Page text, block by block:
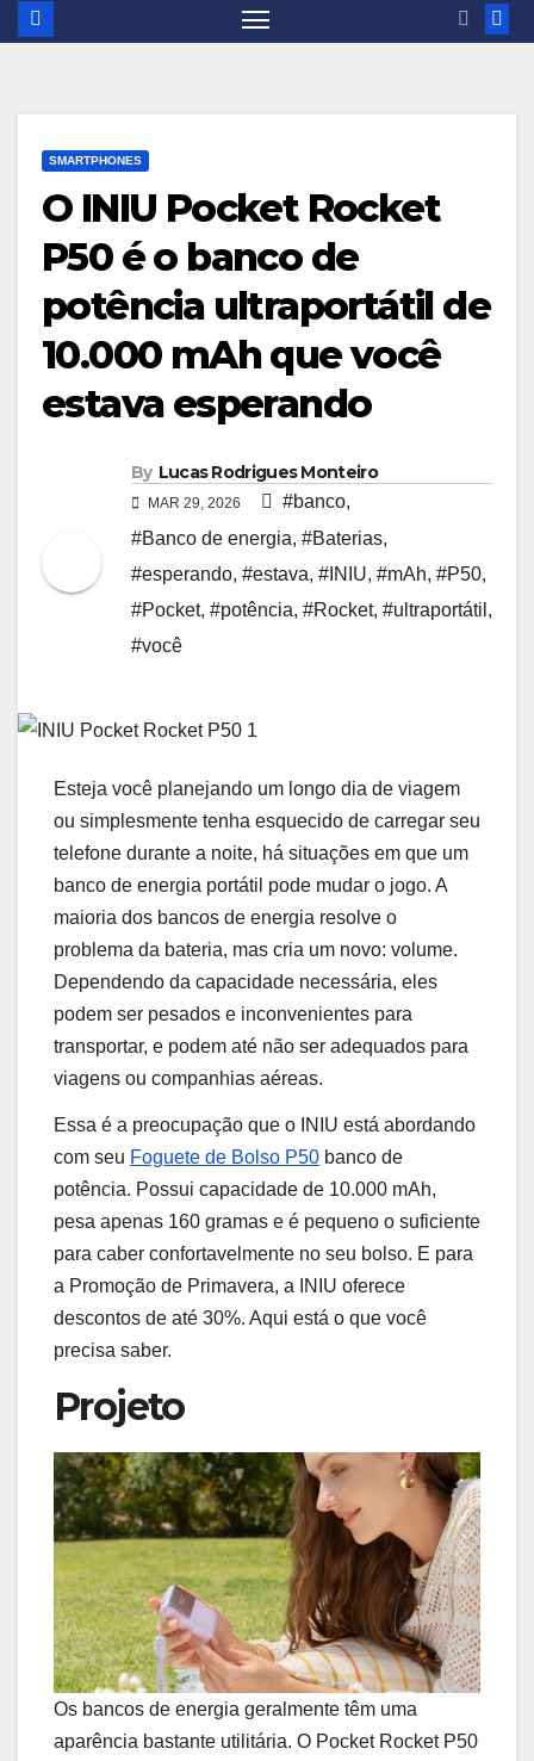
SMARTPHONES
O INIU Pocket Rocket
P50 é o banco de
potência ultraportátil de
10.000 mAh que você
estava esperando
By Lucas Rodrigues Monteiro
MAR 29, 2026 #banco,
#Banco de energia, #Baterias,
#esperando, #estava, #INIU, #mAh, #P50,
#Pocket, #potência, #Rocket, #ultraportátil ,
#você
Esteja você planejando um longo dia de viagem
ou simplesmente tenha esquecido de carregar seu
telefone durante a noite, há situações em que um
banco de energia portátil pode mudar o jogo. A
maioria dos bancos de energia resolve o
problema da bateria, mas cria um novo: volume.
Dependendo da capacidade necessária, eles
podem ser pesados ​​e inconvenientes para
transportar, e podem até não ser adequados para
viagens ou companhias aéreas.
Essa é a preocupação que o INIU está abordando
com seu Foguete de Bolso P50 banco de
potência. Possui capacidade de 10.000 mAh,
pesa apenas 160 gramas e é pequeno o suficiente
para caber confortavelmente no seu bolso. E para
a Promoção de Primavera, a INIU oferece
descontos de até 30%. Aqui está o que você
precisa saber.
Projeto
Os bancos de energia geralmente têm uma
aparência bastante utilitária. O Pocket Rocket P50